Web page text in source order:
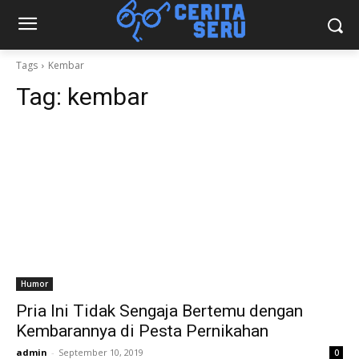
Tags Kembar
Tag: kembar
Humor
Pria Ini Tidak Sengaja Bertemu dengan
Kembarannya di Pesta Pernikahan
admin - September 10, 2019 0